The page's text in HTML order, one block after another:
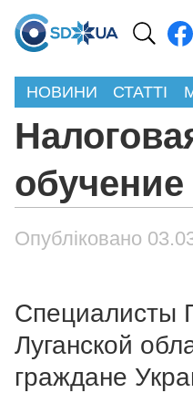
НОВИНИ СТАТТІ
обучение
Опубліковано
Специалисты
Луганской
граждане